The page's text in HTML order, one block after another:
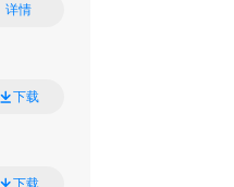
详情
下载
下载